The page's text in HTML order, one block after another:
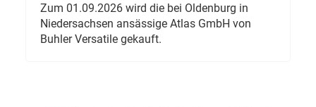
Zum 01.09.2026 wird die bei Oldenburg in
Niedersachsen ansässige Atlas GmbH von
Buhler Versatile gekauft.